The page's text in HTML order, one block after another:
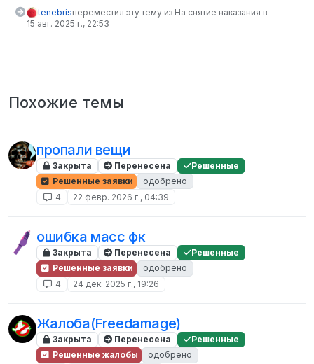
tenebrisпереместил эту тему из На снятие наказания в
15 авг. 2025 г., 22:53
Похожие темы
пропали вещи
Закрыта Перенесена
Решенные
Решенные заявки
одобрено
4
22 февр. 2026 г., 04:39
ошибка масс фк
Закрыта Перенесена
Решенные
Решенные заявки
одобрено
4
24 дек. 2025 г., 19:26
Жалоба(Freedamage)
Закрыта Перенесена
Решенные
Решенные жалобы
одобрено